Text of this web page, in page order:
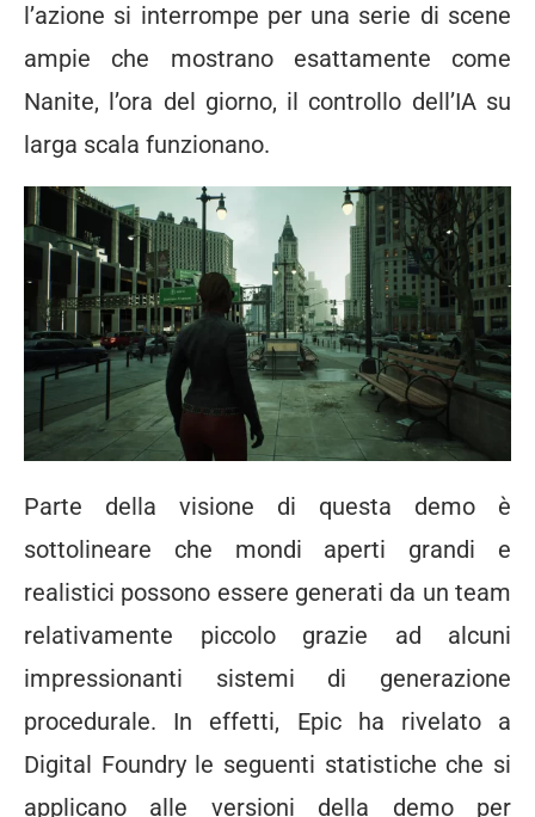
l’azione si interrompe per una serie di scene
ampie che mostrano esattamente come
Nanite, l’ora del giorno, il controllo dell’IA su
larga scala funzionano.
Parte della visione di questa demo è
sottolineare che mondi aperti grandi e
realistici possono essere generati da un team
relativamente piccolo grazie ad alcuni
impressionanti sistemi di generazione
procedurale. In effetti, Epic ha rivelato a
Digital Foundry le seguenti statistiche che si
applicano alle versioni della demo per